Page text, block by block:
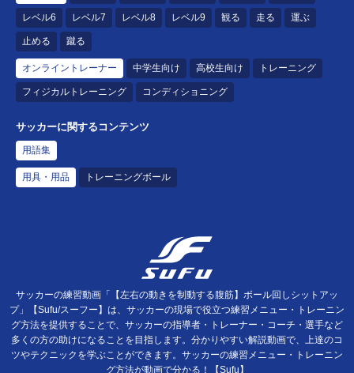
レベル6 レベル7 レベル8 レベル9 観る 走る 運ぶ
止める 蹴る
オンライントレーナー 中学生向け 高校生向け トレーニング
フィジカルトレーニング コンディショニング
サッカーに関するコンテンツ
用語集
用具・用品 トレーニングボール
サッカーの練習動画「【左右の動きを制動する腹筋】ボール回しシットアッ
プ」【Sufu/スーフー】は、サッカーの現場で役立つ練習メニュー・トレーニン
グ方法を提供することで、サッカーの指導者・トレーナー・コーチ・選手など
多くの方の助けになることを目指します。分かりやすい解説動画で、上達のコ
ツやテクニックを学ぶことができます。サッカーの練習メニュー・トレーニン
グ方法が動画で分かる！【Sufu】